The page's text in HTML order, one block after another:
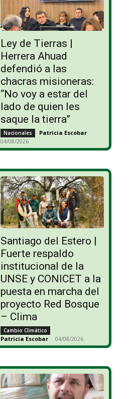
Ley de Tierras |
Herrera Ahuad
defendió a las
chacras misioneras:
“No voy a estar del
lado de quien les
saque la tierra”
Nacionales Patricia Escobar -
04/08/2026
Santiago del Estero |
Fuerte respaldo
institucional de la
UNSE y CONICET a la
puesta en marcha del
proyecto Red Bosque
– Clima
Cambio Climático
Patricia Escobar - 04/08/2026